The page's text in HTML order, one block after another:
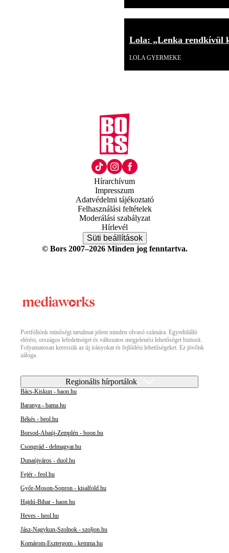
Lola: „Lenka rendkívül
LOLA GYERMEKE
Hírarchívum
Impresszum
Adatvédelmi tájékoztató
Felhasználási feltételek
Moderálási szabályzat
Hírlevél
Süti beállítások
© Bors 2007–2026 Minden jog fenntartva.
Portfóliónk minőségi tartalmat jelent minden olvasó számára. Egyedülálló
elérést, országos lefedettséget és változatos megjelenési lehetőséget biztosít.
Folyamatosan keressük az új irányokat és fejlődési lehetőségeket. Ez jövőnk
záloga.
Regionális hírportálok
Bács-Kiskun - baon.hu
Baranya - bama.hu
Békés - beol.hu
Borsod-Abaúj-Zemplén - boon.hu
Csongrád - delmagyar.hu
Dunaújváros - duol.hu
Fejér - feol.hu
Győr-Moson-Sopron - kisalfold.hu
Hajdú-Bihar - haon.hu
Heves - heol.hu
Jász-Nagykun-Szolnok - szoljon.hu
Komárom-Esztergom - kemma.hu